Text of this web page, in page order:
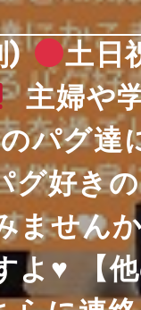
)
土日
主婦や
パグ達
グ好き
ません
よ ♥ 【